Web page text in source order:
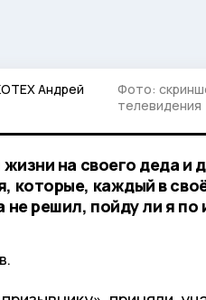
Андрей
Фото:
телевидения
жизни на своего деда
которые, каждый в
решил, пойду ли я по